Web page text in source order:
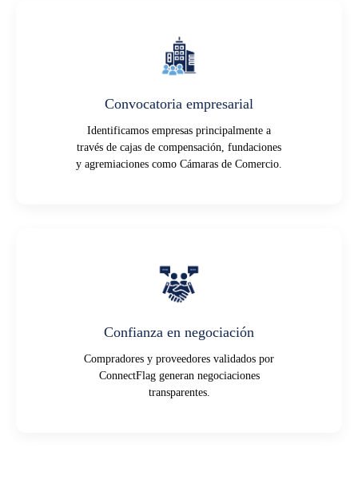
Convocatoria empresarial
Identificamos empresas principalmente a
través de cajas de compensación, fundaciones
y agremiaciones como Cámaras de Comercio.
Confianza en negociación
Compradores y proveedores validados por
ConnectFlag generan negociaciones
transparentes.